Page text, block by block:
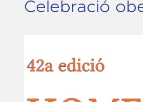
Celebració